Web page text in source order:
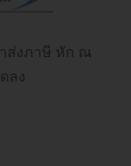
ส่งภาษี หัก ณ
ลง